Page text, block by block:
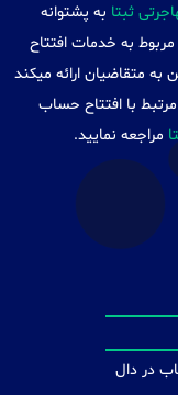
ثبتا به پشتوانه
به خدمات افتتاح
متقاضیان ارائه میکند
مرتبط با افتتاح حساب
مراجعه نمایید.
در دال